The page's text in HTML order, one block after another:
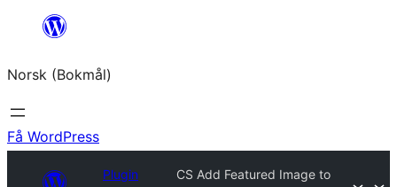
Hopp
innhold
Norsk (Bokmål)
Få WordPress
Plugin
CS Add Featured Image to